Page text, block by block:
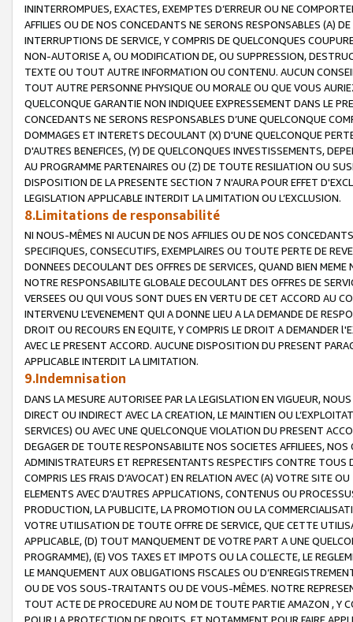
ININTERROMPUES, EXACTES, EXEMPTES D’ERREUR OU NE
AFFILIES OU DE NOS CONCEDANTS NE SERONS RESPONSABLES (A)
INTERRUPTIONS DE SERVICE, Y COMPRIS DE QUELCONQUES
NON-AUTORISE A, OU MODIFICATION DE, OU SUPPRESSION,
TEXTE OU TOUT AUTRE INFORMATION OU CONTENU. AUCUN
TOUT AUTRE PERSONNE PHYSIQUE OU MORALE OU QUE VOUS
QUELCONQUE GARANTIE NON INDIQUEE EXPRESSEMENT DANS LE
CONCEDANTS NE SERONS RESPONSABLES D’UNE QUELCONQUE
DOMMAGES ET INTERETS DECOULANT (X) D'UNE QUELCONQUE
D'AUTRES BENEFICES, (Y) DE QUELCONQUES INVESTISSEMENTS,
AU PROGRAMME PARTENAIRES OU (Z) DE TOUTE RESILIATION OU
DISPOSITION DE LA PRESENTE SECTION 7 N'AURA POUR EFFET
LEGISLATION APPLICABLE INTERDIT LA LIMITATION OU L’EXCLUSION.
8.Limitations de responsabilité
NI NOUS-MÊMES NI AUCUN DE NOS AFFILIES OU DE NOS
SPECIFIQUES, CONSECUTIFS, EXEMPLAIRES OU TOUTE PERTE DE
DONNEES DECOULANT DES OFFRES DE SERVICES, QUAND BIEN
NOTRE RESPONSABILITE GLOBALE DECOULANT DES OFFRES DE
VERSEES OU QUI VOUS SONT DUES EN VERTU DE CET ACCORD AU
INTERVENU L’EVENEMENT QUI A DONNE LIEU A LA DEMANDE DE
DROIT OU RECOURS EN EQUITE, Y COMPRIS LE DROIT A DEMANDER
AVEC LE PRESENT ACCORD. AUCUNE DISPOSITION DU PRESENT
APPLICABLE INTERDIT LA LIMITATION.
9.Indemnisation
DANS LA MESURE AUTORISEE PAR LA LEGISLATION EN VIGUEUR,
DIRECT OU INDIRECT AVEC LA CREATION, LE MAINTIEN OU
SERVICES) OU AVEC UNE QUELCONQUE VIOLATION DU PRESENT
DEGAGER DE TOUTE RESPONSABILITE NOS SOCIETES AFFILIEES,
ADMINISTRATEURS ET REPRESENTANTS RESPECTIFS CONTRE
COMPRIS LES FRAIS D’AVOCAT) EN RELATION AVEC (A) VOTRE SITE
ELEMENTS AVEC D’AUTRES APPLICATIONS, CONTENUS OU
PRODUCTION, LA PUBLICITE, LA PROMOTION OU LA
VOTRE UTILISATION DE TOUTE OFFRE DE SERVICE, QUE CETTE
APPLICABLE, (D) TOUT MANQUEMENT DE VOTRE PART A UNE
PROGRAMME), (E) VOS TAXES ET IMPOTS OU LA COLLECTE, LE
LE MANQUEMENT AUX OBLIGATIONS FISCALES OU
OU DE VOS SOUS-TRAITANTS OU DE VOUS-MÊMES. NOTRE
TOUT ACTE DE PROCEDURE AU NOM DE TOUTE PARTIE AMAZON , Y
POUR LA PROTECTION DE DROITS, ET NOTAMMENT POUR FAIRE